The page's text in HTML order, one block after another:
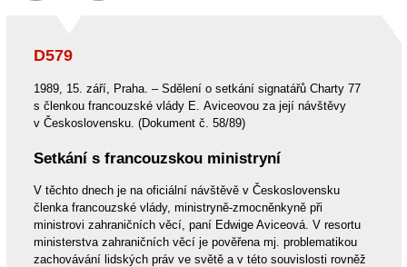
D579
1989, 15. září, Praha. – Sdělení o setkání signatářů Charty 77
s členkou francouzské vlády E. Aviceovou za její návštěvy
v Československu. (Dokument č. 58/89)
Setkání s francouzskou ministryní
V těchto dnech je na oficiální návštěvě v Československu
členka francouzské vlády, ministryně-zmocněnkyně při
ministrovi zahraničních věcí, paní Edwige Aviceová. V resortu
ministerstva zahraničních věcí je pověřena mj. problematikou
zachovávání lidských práv ve světě a v této souvislosti rovněž